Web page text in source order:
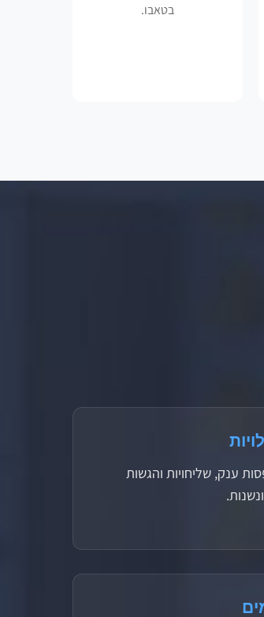
בטאבו.
ענק, שליחויות והגשות